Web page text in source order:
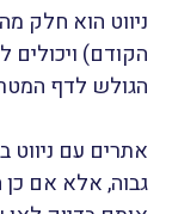
ניווט הוא חלק
הקודם) ויכולים
הגולש לדף
אתרים עם ניווט
גבוה, אלא אם